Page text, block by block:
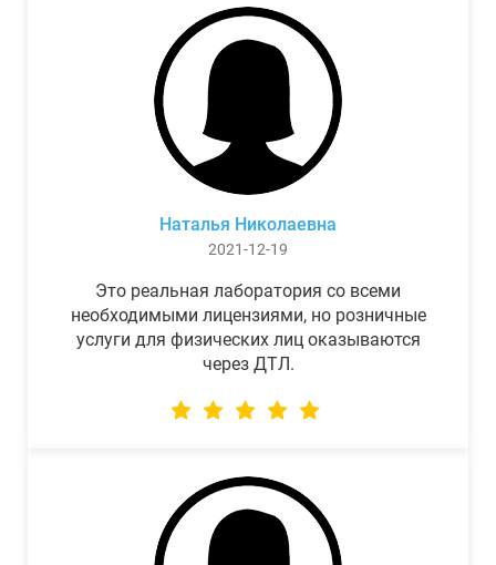
Наталья Николаевна
2021-12-19
Это реальная лаборатория со всеми
необходимыми лицензиями, но розничные
услуги для физических лиц оказываются
через ДТЛ.